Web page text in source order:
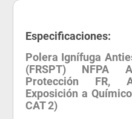
Especificaciones:
Polera Ignífuga
(FRSPT) NFPA
Protección FR,
Exposición a
CAT 2)